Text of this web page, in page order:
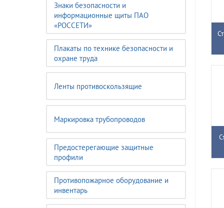
Знаки безопасности и
информационные щиты ПАО
«РОССЕТИ»
Плакаты по технике безопасности и
охране труда
Ленты противоскользящие
Маркировка трубопроводов
Предостерегающие защитные
профили
Противопожарное оборудование и
инвентарь